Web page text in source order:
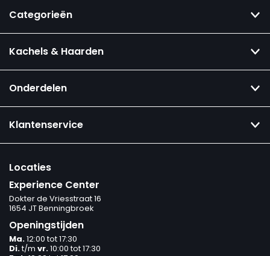
Categorieën
Kachels & Haarden
Onderdelen
Klantenservice
Locaties
Experience Center
Dokter de Vriesstraat 16
1654 JT Benningbroek
Openingstijden
Ma.12:00 tot 17:30
Di.t/m vr.10:00 tot 17:30